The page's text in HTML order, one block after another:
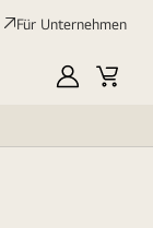
Für Unternehmen
MyLGCart